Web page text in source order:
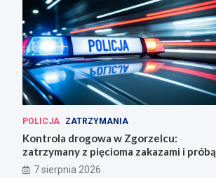
POLICJA ZATRZYMANIA
Kontrola drogowa w Zgorzelcu:
zatrzymany z pięcioma zakazami i próbą
ucieczki
7 sierpnia 2026